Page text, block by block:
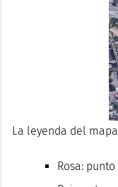
La leyenda del
Rosa: